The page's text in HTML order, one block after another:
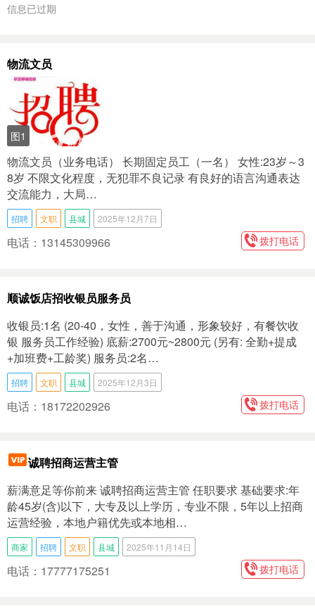
信息已过期
物流文员
图1
物‮文流‬员（业务电话） 长期固定员工（一名） 女性:23岁～3
8岁 不限文化程度，无‮罪犯‬不良记录 有良好的‮言语‬沟通表达‮
流交‬能力，大局…
招聘 文职 县城 2025年12月7日
电话：13145309966 拨打电话
顺诚饭店招收银员服务员
收银员:1名 (20-40，女性，善于沟通，形象较好，有餐饮收
银 服务员工作经验) 底薪:2700元~2800元 (另有: 全勤+提成
+加班费+工龄奖) 服务员:2名…
招聘 文职 县城 2025年12月3日
电话：18172202926 拨打电话
诚聘招商运营主管
薪满意足等你前来 诚聘招商运营主管 任职要求 基础要求:年
龄45岁(含)以下，大专及以上学历，专业不限，5年以上招商
运营经验，本地户籍优先或本地相…
商家 招聘 文职 县城 2025年11月14日
电话：17777175251 拨打电话